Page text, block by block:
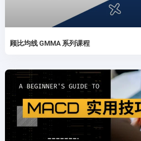
顾比均线 GMMA 系列课程